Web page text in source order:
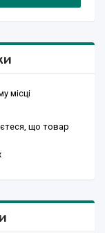
місці
що товар